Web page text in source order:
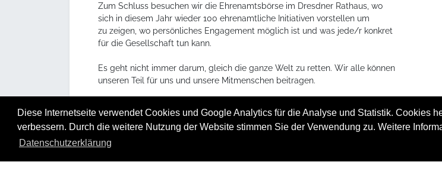
Diese Internetseite verwendet Cookies und Google Analytics für die Analyse und Statistik. Cookies
verbessern. Durch die weitere Nutzung der Website stimmen Sie der Verwendung zu. Weitere
Datenschutzerklärung
Zum Schluss besuchen wir die Ehrenamtsbörse im Dresdner Rathaus, wo
sich in diesem Jahr wieder 100 ehrenamtliche Initiativen vorstellen um
zu zeigen, wo persönliches Engagement möglich ist und was jede/r konkret
für die Gesellschaft tun kann.
Es geht nicht immer darum, gleich die ganze Welt zu retten. Wir alle können
unseren Teil für uns und unsere Mitmenschen beitragen.